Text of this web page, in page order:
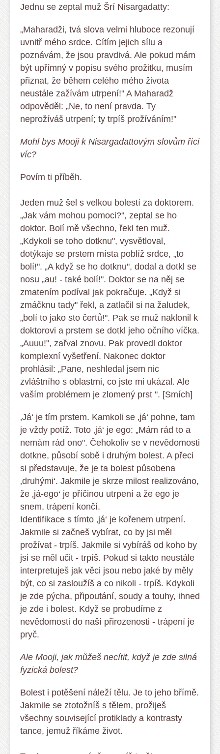
Jednu se zeptal muž Šrí Nisargadatty:
„Maharadži, tvá slova velmi hluboce rezonují
uvnitř mého srdce. Cítím jejich sílu a
poznávám, že jsou pravdivá. Ale pokud mám
být upřímný v popisu svého prožitku, musím
přiznat, že během celého mého života
neustále zažívám utrpení!" A Maharadž
odpověděl: „Ne, to není pravda. Ty
neprožíváš utrpení; ty trpíš prožíváním!"
Mohl bys Mooji k Nisargadattovým slovům říci
víc?
Povím ti příběh.
Jeden muž šel s velkou bolestí za doktorem.
„Jak vám mohou pomoci?", zeptal se ho
doktor. Bolí mě všechno, řekl ten muž.
„Kdykoli se toho dotknu", vysvětloval,
dotýkaje se prstem místa poblíž srdce, „to
bolí!". „A když se ho dotknu", dodal a dotkl se
nosu „au! - také bolí!". Doktor se na něj se
zmatením podíval jak pokračuje. „Když si
zmáčknu tady" řekl, a zatlačil si na žaludek,
„bolí to jako sto čertů!". Pak se muž naklonil k
doktorovi a prstem se dotkl jeho očního víčka.
„Auuu!", zařval znovu. Pak provedl doktor
komplexní vyšetření. Nakonec doktor
prohlásil: „Pane, neshledal jsem nic
zvláštního s oblastmi, co jste mi ukázal. Ale
vaším problémem je zlomený prst ". [Smích]
‚Já‘ je tím prstem. Kamkoli se ‚já‘ pohne, tam
je vždy potíž. Toto ‚já‘ je ego: „Mám rád to a
nemám rád ono". Čehokoliv se v nevědomosti
dotkne, působí sobě i druhým bolest. A přeci
si představuje, že je ta bolest působena
‚druhými‘. Jakmile je skrze milost realizováno,
že ‚já-ego‘ je příčinou utrpení a že ego je
snem, trápení končí.
Identifikace s tímto ‚já‘ je kořenem utrpení.
Jakmile si začneš vybírat, co by jsi měl
prožívat - trpíš. Jakmile si vybíráš od koho by
jsi se měl učit - trpíš. Pokud si takto neustále
interpretuješ jak věci jsou nebo jaké by měly
být, co si zasloužíš a co nikoli - trpíš. Kdykoli
je zde pýcha, připoutání, soudy a touhy, ihned
je zde i bolest. Když se probudíme z
nevědomosti do naší přirozenosti - trápení je
pryč.
Ale Mooji, jak můžeš necítit, když je zde silná
fyzická bolest?
Bolest i potěšení náleží tělu. Je to jeho břímě.
Jakmile se ztotožníš s tělem, prožiješ
všechny související protiklady a kontrasty
tance, jemuž říkáme život.